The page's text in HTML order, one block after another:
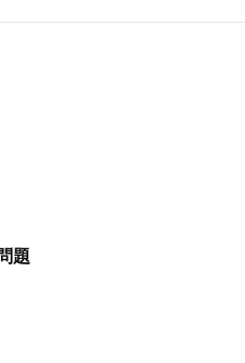
題